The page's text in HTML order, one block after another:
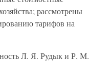
рассмотрены
тарифов на
Л. Я. Рудык и Р. М.